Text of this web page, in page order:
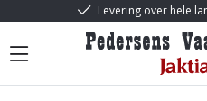
Levering over hele